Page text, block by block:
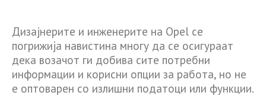
Дизајнерите и инженерите на Opel се
погрижија навистина многу да се осигураат
дека возачот ги добива сите потребни
информации и корисни опции за работа, но не
е оптоварен со излишни податоци или функции.